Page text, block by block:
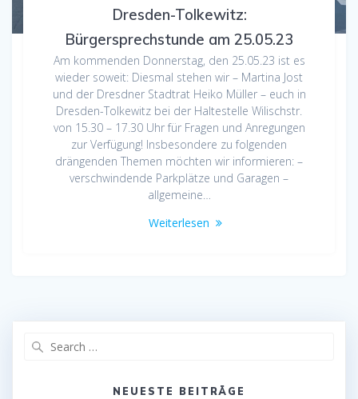
Dresden-Tolkewitz:
Bürgersprechstunde am 25.05.23
Am kommenden Donnerstag, den 25.05.23 ist es
wieder soweit: Diesmal stehen wir – Martina Jost
und der Dresdner Stadtrat Heiko Müller – euch in
Dresden-Tolkewitz bei der Haltestelle Wilischstr.
von 15.30 – 17.30 Uhr für Fragen und Anregungen
zur Verfügung! Insbesondere zu folgenden
drängenden Themen möchten wir informieren: –
verschwindende Parkplätze und Garagen –
allgemeine…
Weiterlesen
NEUESTE BEITRÄGE